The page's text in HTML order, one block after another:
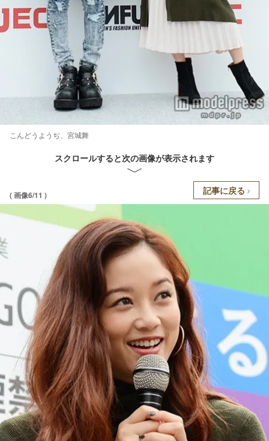
こんどうようぢ、宮城舞
スクロールすると次の画像が表示されます
( 画像6/11 ) 記事に戻る